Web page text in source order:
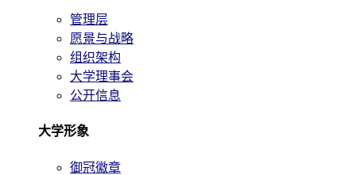
管理层
愿景与战略
组织架构
大学理事会
公开信息
大学形象
御冠徽章